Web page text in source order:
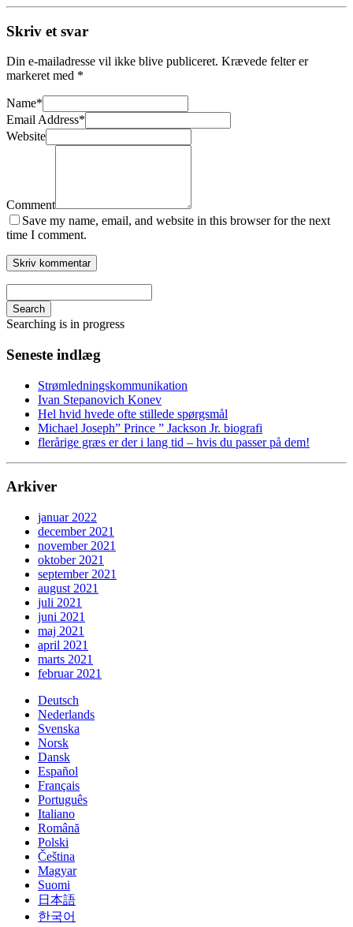
Skriv et svar
Din e-mailadresse vil ikke blive publiceret. Krævede felter er
markeret med *
Name*
Email Address*
Website
Comment
Save my name, email, and website in this browser for the next
time I comment.
Search
Searching is in progress
Seneste indlæg
Strømledningskommunikation
Ivan Stepanovich Konev
Hel hvid hvede ofte stillede spørgsmål
Michael Joseph” Prince ” Jackson Jr. biografi
flerårige græs er der i lang tid – hvis du passer på dem!
Arkiver
januar 2022
december 2021
november 2021
oktober 2021
september 2021
august 2021
juli 2021
juni 2021
maj 2021
april 2021
marts 2021
februar 2021
Deutsch
Nederlands
Svenska
Norsk
Dansk
Español
Français
Português
Italiano
Română
Polski
Čeština
Magyar
Suomi
日本語
한국어